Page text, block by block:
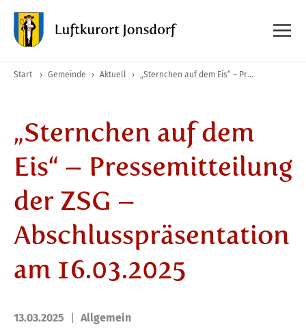
Start › Gemeinde › Aktuell › „Sternchen auf dem Eis“ – Pressemitteilung der ZSG – Abschlusspräsentation am 16.03.2025
„Sternchen auf dem
Eis“ – Pressemitteilung
der ZSG –
Abschlusspräsentation
am 16.03.2025
13.03.2025 Allgemein